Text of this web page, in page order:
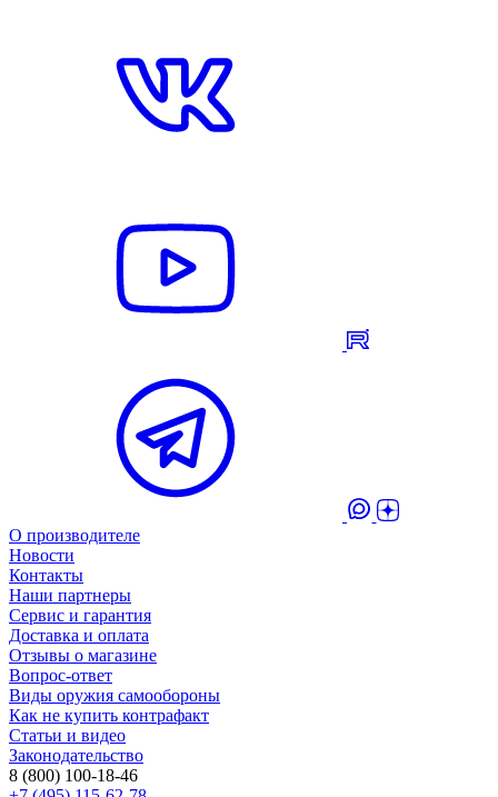
О производителе
Новости
Контакты
Наши партнеры
Сервис и гарантия
Доставка и оплата
Отзывы о магазине
Вопрос-ответ
Виды оружия самообороны
Как не купить контрафакт
Статьи и видео
Законодательство
8 (800) 100-18-46